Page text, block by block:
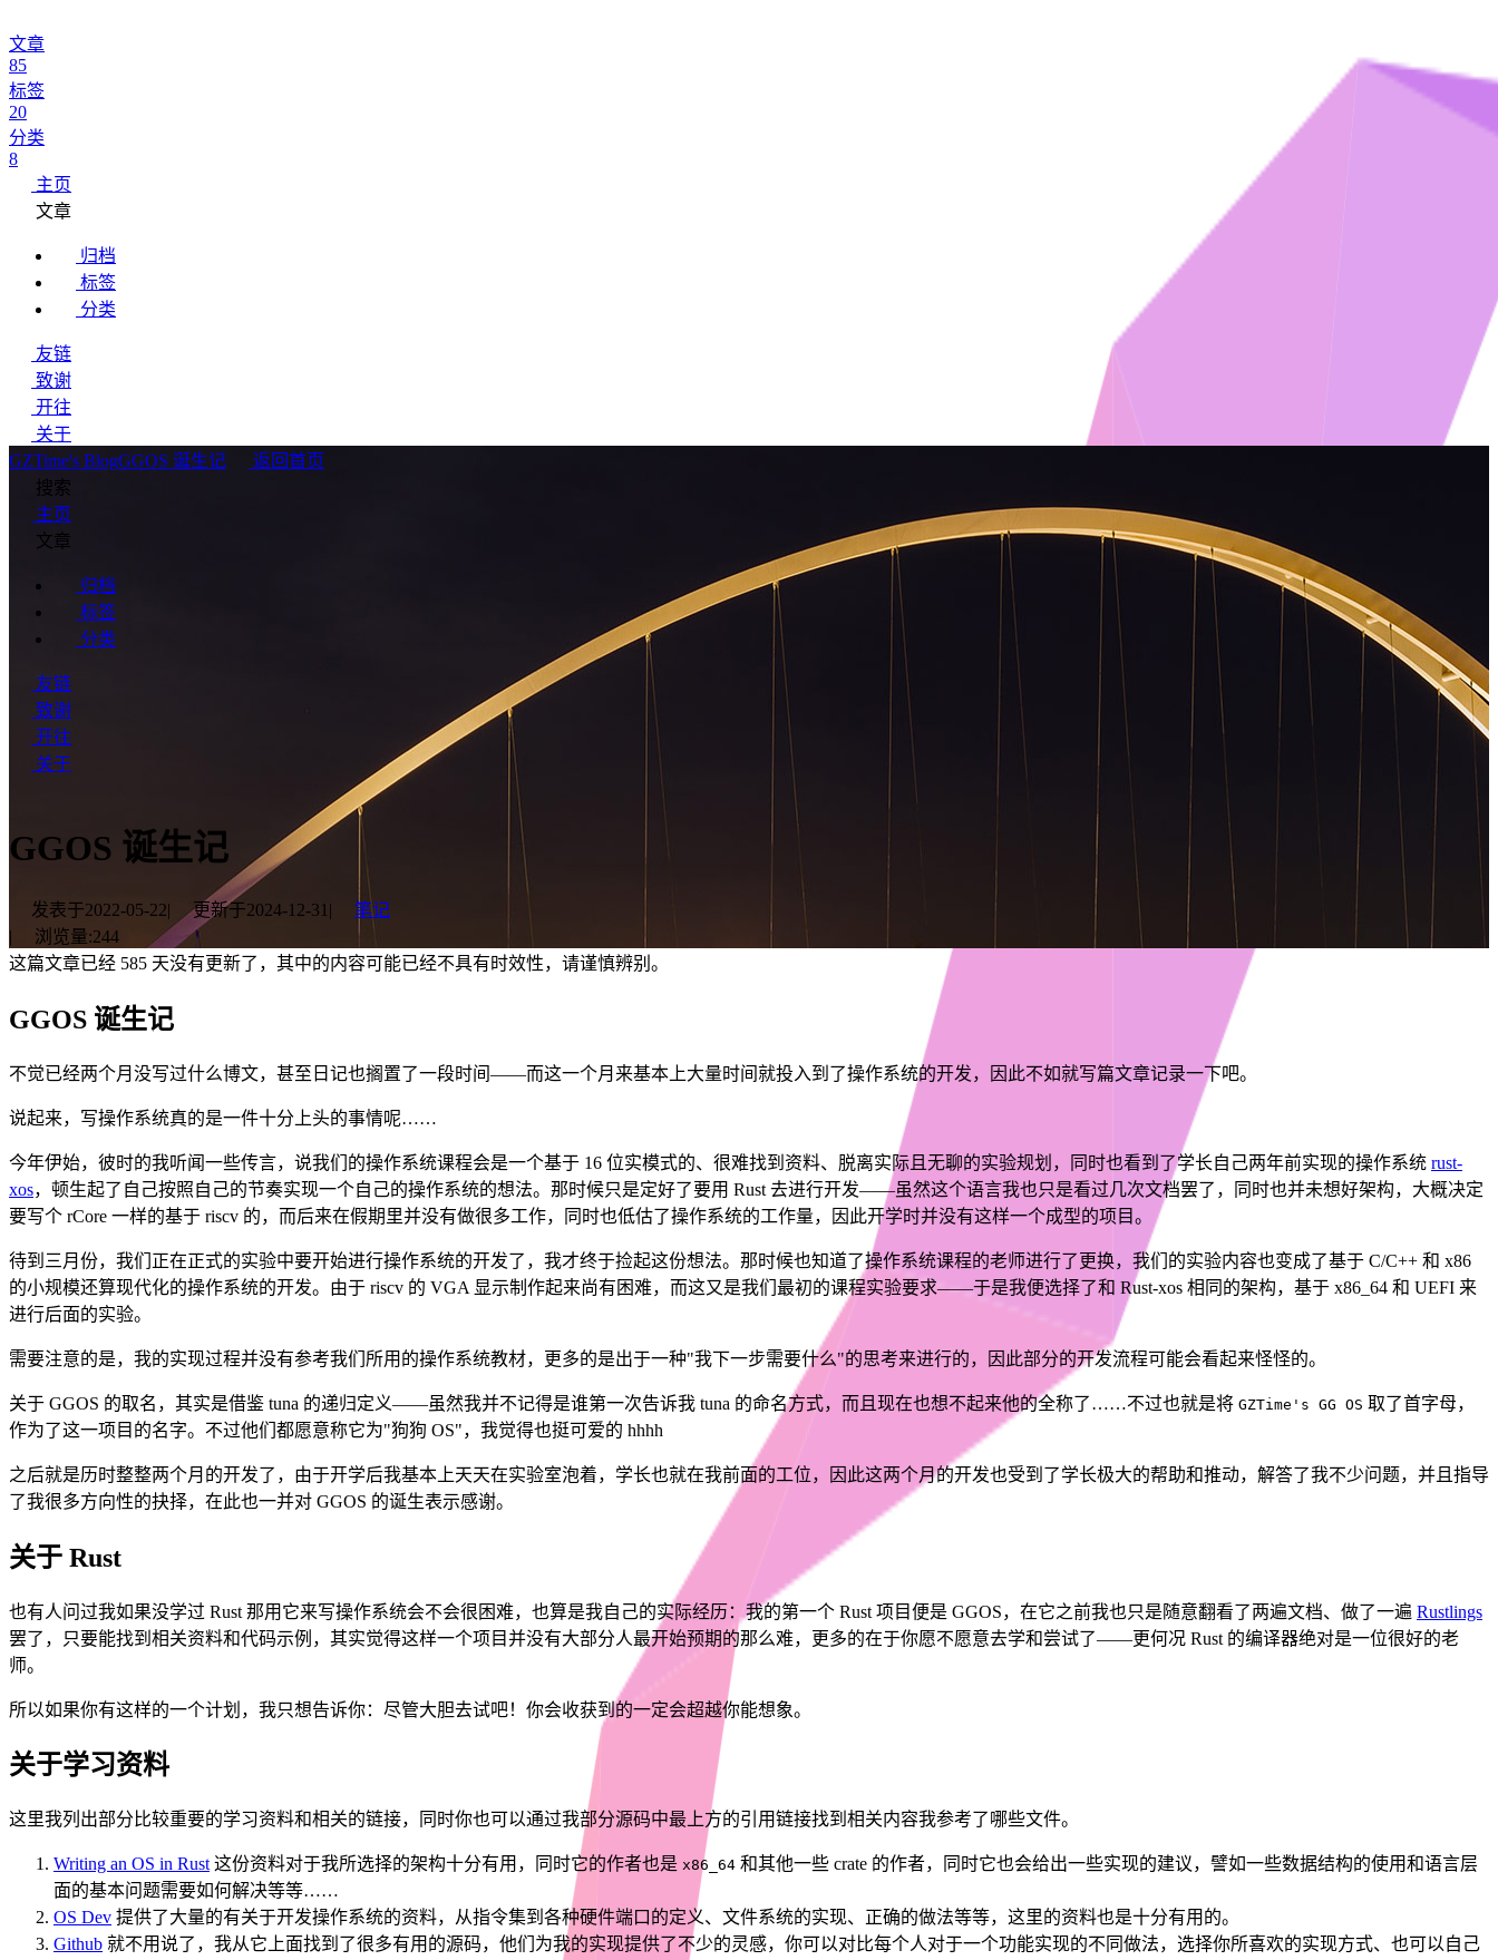
文章
85
标签
20
分类
8
主页
文章
归档
标签
分类
友链
致谢
开往
关于
GZTime's BlogGGOS 诞生记
返回首页
搜索
主页
文章
归档
标签
分类
友链
致谢
开往
关于
GGOS 诞生记
发表于2022-05-22| 更新于2024-12-31 |
笔记
|
浏览量:244
这篇文章已经 585 天没有更新了，其中的内容可能已经不具有时效性，请谨慎辨别。
GGOS 诞生记
不觉已经两个月没写过什么博文，甚至日记也搁置了一段时间——而这一个月来基本上大量时间就投入到了操作系统的开发，因此不如就写篇文章记录一下吧。
说起来，写操作系统真的是一件十分上头的事情呢……
今年伊始，彼时的我听闻一些传言，说我们的操作系统课程会是一个基于 16 位实模式的、很难找到资料、脱离实际且无聊的实验规划，同时也看到了学长自己两年前实现的操作系统 rust-
xos，顿生起了自己按照自己的节奏实现一个自己的操作系统的想法。那时候只是定好了要用 Rust 去进行开发——虽然这个语言我也只是看过几次文档罢了，同时也并未想好架构，大概决定
要写个 rCore 一样的基于 riscv 的，而后来在假期里并没有做很多工作，同时也低估了操作系统的工作量，因此开学时并没有这样一个成型的项目。
待到三月份，我们正在正式的实验中要开始进行操作系统的开发了，我才终于捡起这份想法。那时候也知道了操作系统课程的老师进行了更换，我们的实验内容也变成了基于 C/C++ 和 x86
的小规模还算现代化的操作系统的开发。由于 riscv 的 VGA 显示制作起来尚有困难，而这又是我们最初的课程实验要求——于是我便选择了和 Rust-xos 相同的架构，基于 x86_64 和 UEFI 来
进行后面的实验。
需要注意的是，我的实现过程并没有参考我们所用的操作系统教材，更多的是出于一种"我下一步需要什么"的思考来进行的，因此部分的开发流程可能会看起来怪怪的。
关于 GGOS 的取名，其实是借鉴 tuna 的递归定义——虽然我并不记得是谁第一次告诉我 tuna 的命名方式，而且现在也想不起来他的全称了……不过也就是将 GZTime's GG OS 取了首字母，
作为了这一项目的名字。不过他们都愿意称它为"狗狗 OS"，我觉得也挺可爱的 hhhh
之后就是历时整整两个月的开发了，由于开学后我基本上天天在实验室泡着，学长也就在我前面的工位，因此这两个月的开发也受到了学长极大的帮助和推动，解答了我不少问题，并且指导
了我很多方向性的抉择，在此也一并对 GGOS 的诞生表示感谢。
关于 Rust
也有人问过我如果没学过 Rust 那用它来写操作系统会不会很困难，也算是我自己的实际经历：我的第一个 Rust 项目便是 GGOS，在它之前我也只是随意翻看了两遍文档、做了一遍 Rustlings
罢了，只要能找到相关资料和代码示例，其实觉得这样一个项目并没有大部分人最开始预期的那么难，更多的在于你愿不愿意去学和尝试了——更何况 Rust 的编译器绝对是一位很好的老
师。
所以如果你有这样的一个计划，我只想告诉你：尽管大胆去试吧！你会收获到的一定会超越你能想象。
关于学习资料
这里我列出部分比较重要的学习资料和相关的链接，同时你也可以通过我部分源码中最上方的引用链接找到相关内容我参考了哪些文件。
Writing an OS in Rust 这份资料对于我所选择的架构十分有用，同时它的作者也是 x86_64 和其他一些 crate 的作者，同时它也会给出一些实现的建议，譬如一些数据结构的使用和语言层
面的基本问题需要如何解决等等……
OS Dev 提供了大量的有关于开发操作系统的资料，从指令集到各种硬件端口的定义、文件系统的实现、正确的做法等等，这里的资料也是十分有用的。
Github 就不用说了，我从它上面找到了很多有用的源码，他们为我的实现提供了不少的灵感，你可以对比每个人对于一个功能实现的不同做法，选择你所喜欢的实现方式、也可以自己